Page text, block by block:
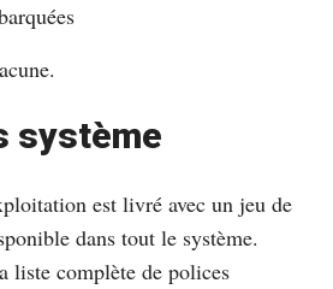
système
est livré avec un jeu de
dans tout le système.
liste complète de polices